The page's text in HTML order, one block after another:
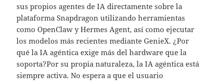
sus propios agentes de IA directamente sobre la
plataforma Snapdragon utilizando herramientas
como OpenClaw y Hermes Agent, así como ejecutar
los modelos más recientes mediante GenieX. ¿Por
qué la IA agéntica exige más del hardware que la
soporta?Por su propia naturaleza, la IA agéntica está
siempre activa. No espera a que el usuario